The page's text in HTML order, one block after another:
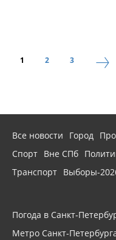
1 2 3
Все новости Город
Спорт Вне СПб
Транспорт Выборы-
Погода в Санкт-
Метро Санкт-